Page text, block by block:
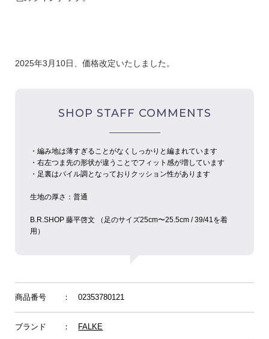
2025年3月10日、価格改定いたしました。
SHOP STAFF COMMENTS
・編み地は薄すぎることがなくしっかりと編まれています
・右左つま先の形状が違うことでフィット感が増しています
・足裏はパイル調となっておりクッション性があります
生地の厚さ：普通
B.R.SHOP 藤平啓文 （足のサイズ25cm〜25.5cm / 39/41を着
用）
商品番号 ： 02353780121
ブランド ： FALKE